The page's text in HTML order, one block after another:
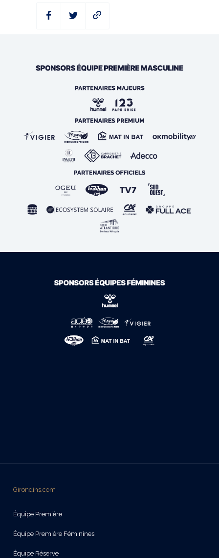
Girondins.com
Équipe Première
Équipe Première Féminines
Équipe Réserve